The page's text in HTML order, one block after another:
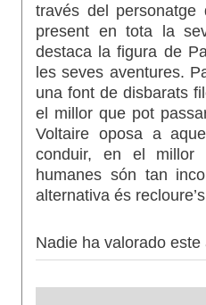
través del personatge
present en tota la
destaca la figura de
les seves aventures.
una font de disbarats
el millor que pot
Voltaire oposa a
conduir, en el millor
humanes són tan
alternativa és
Nadie ha valorado